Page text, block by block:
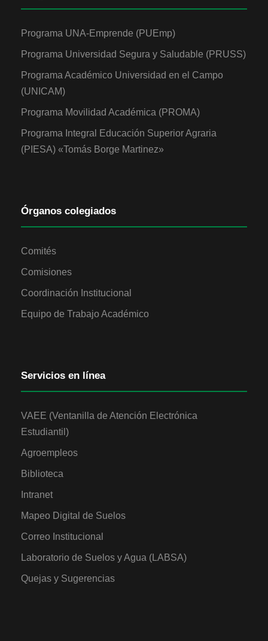
Programa UNA-Emprende (PUEmp)
Programa Universidad Segura y Saludable (PRUSS)
Programa Académico Universidad en el Campo
(UNICAM)
Programa Movilidad Académica (PROMA)
Programa Integral Educación Superior Agraria
(PIESA) «Tomás Borge Martinez»
Órganos colegiados
Comités
Comisiones
Coordinación Institucional
Equipo de Trabajo Académico
Servicios en línea
VAEE (Ventanilla de Atención Electrónica
Estudiantil)
Agroempleos
Biblioteca
Intranet
Mapeo Digital de Suelos
Correo Institucional
Laboratorio de Suelos y Agua (LABSA)
Quejas y Sugerencias